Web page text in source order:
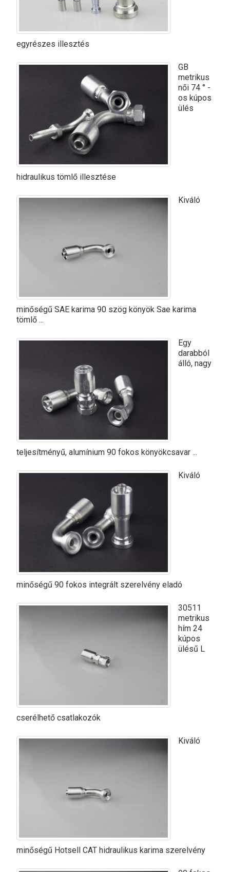
egyrészes illesztés
GB
metrikus
női 74 ° -
os kúpos
ülés
hidraulikus tömlő illesztése
Kiváló
minőségű SAE karima 90 szög könyök Sae karima
tömlő ...
Egy
darabból
álló, nagy
teljesítményű, alumínium 90 fokos könyökcsavar ...
Kiváló
minőségű 90 fokos integrált szerelvény eladó
30511
metrikus
hím 24
kúpos
ülésű L
cserélhető csatlakozók
Kiváló
minőségű Hotsell CAT hidraulikus karima szerelvény